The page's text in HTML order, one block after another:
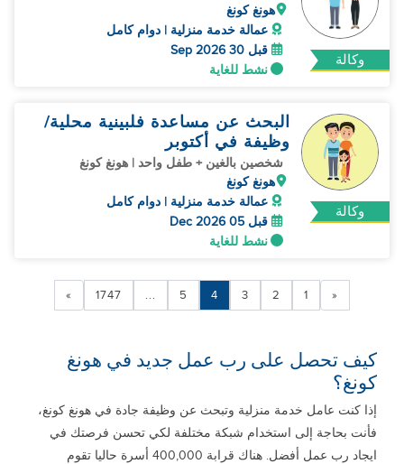
وكالة
هونغ كونغ
عمالة خدمة منزلية | دوام كامل
قبل 30 Sep 2026
نشط للغاية
وكالة
البحث عن مساعدة فلبينية محلية/
وظيفة في أكتوبر
شخصين بالغين + طفل واحد | هونغ كونغ
هونغ كونغ
عمالة خدمة منزلية | دوام كامل
قبل 05 Dec 2026
نشط للغاية
«
1
2
3
4
5
...
1747
»
كيف تحصل على رب عمل جديد في هونغ
كونغ؟
إذا كنت عامل خدمة منزلية وتبحث عن وظيفة جادة في هونغ كونغ،
فأنت بحاجة إلى استخدام شبكة مختلفة لكي تحسن فرصتك في
ايجاد رب عمل أفضل. هناك قرابة 400,000 أسرة حاليا تقوم